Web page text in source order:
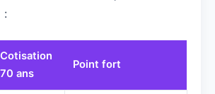
:
Cotisation
70 ans
Point fort